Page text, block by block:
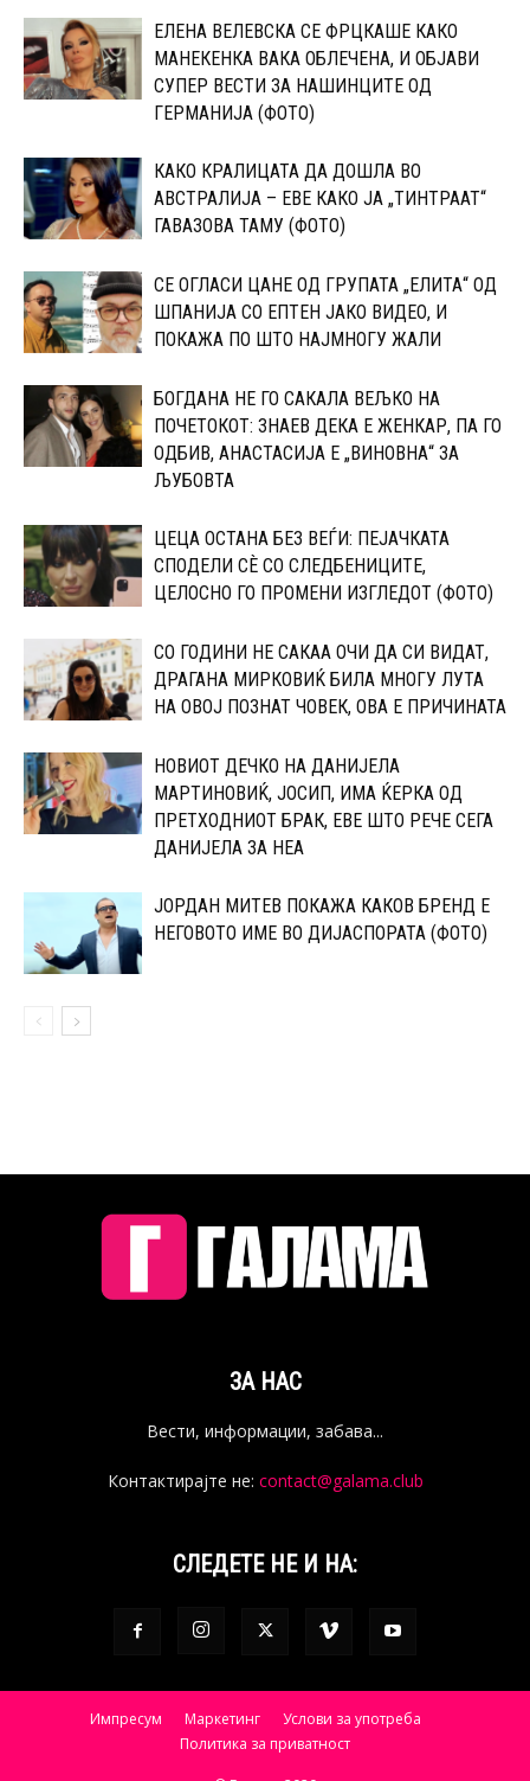
ЕЛЕНА ВЕЛЕВСКА СЕ ФРЦКАШЕ КАКО
МАНЕКЕНКА ВАКА ОБЛЕЧЕНА, И ОБЈАВИ
СУПЕР ВЕСТИ ЗА НАШИНЦИТЕ ОД
ГЕРМАНИЈА (ФОТО)
КАКО КРАЛИЦАТА ДА ДОШЛА ВО
АВСТРАЛИЈА – ЕВЕ КАКО ЈА „ТИНТРААТ“
ГАВАЗОВА ТАМУ (ФОТО)
CЕ ОГЛАСИ ЦАНЕ ОД ГРУПАТА „ЕЛИТА“ ОД
ШПАНИЈА CО ЕПТЕН ЈАКО ВИДЕО, И
ПОКАЖА ПО ШТО НАЈМНОГУ ЖАЛИ
БОГДАНА НЕ ГО САКАЛА ВЕЉКО НА
ПОЧЕТОКОТ: 3НАЕВ ДЕКА Е ЖЕНКАР, ПА ГО
ОДБИВ, АНАСТАСИЈА Е „ВИНОВНА“ ЗА
ЉУБОВТА
ЦЕЦА ОСТАНА БЕЗ ВЕЃИ: ПЕЈАЧКАТА
СПОДЕЛИ СЀ СО CЛЕДБЕНИЦИТЕ,
ЦЕЛОСНО ГО ПРОМЕНИ ИЗГЛЕДОТ (ФОТО)
СО ГОДИНИ НЕ САКАА ОЧИ ДА СИ ВИДАТ,
ДРАГАНА МИРКОВИЌ БИЛА МНОГУ ЛУТА
НА ОВОЈ ПОЗНАТ ЧОВЕК, ОВА Е ПРИЧИНАТА
НОВИОТ ДЕЧКО НА ДАНИЈЕЛА
МАPТИНОВИЌ, ЈОСИП, ИМА ЌЕPКА ОД
ПPЕТХОДНИОТ БРАК, ЕВЕ ШТО РЕЧЕ СЕГА
ДАНИЈЕЛА ЗА НЕА
ЈОРДАН МИТЕВ ПОКАЖА КАКОВ БРЕНД Е
НЕГОВОТО ИМЕ ВО ДИЈАСПОРАТА (ФОТО)
ЗА НАС
Вести, информации, забава...
Контактирајте не: contact@galama.club
СЛЕДЕТЕ НЕ И НА:
Импресум Маркетинг
Услови за употреба
Политика за приватност